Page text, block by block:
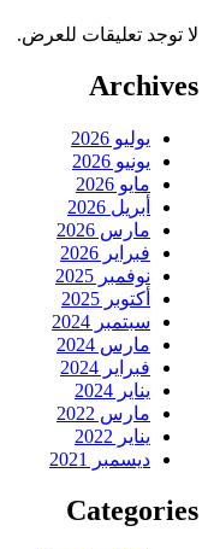
لا توجد تعليقات للعرض.
Archives
يوليو 2026
يونيو 2026
مايو 2026
أبريل 2026
مارس 2026
فبراير 2026
نوفمبر 2025
أكتوبر 2025
سبتمبر 2024
مارس 2024
فبراير 2024
يناير 2024
مارس 2022
يناير 2022
ديسمبر 2021
Categories